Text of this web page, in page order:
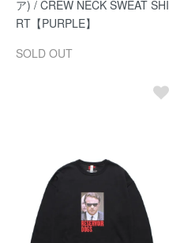
ア) / CREW NECK SWEAT SHI
RT【PURPLE】
SOLD OUT